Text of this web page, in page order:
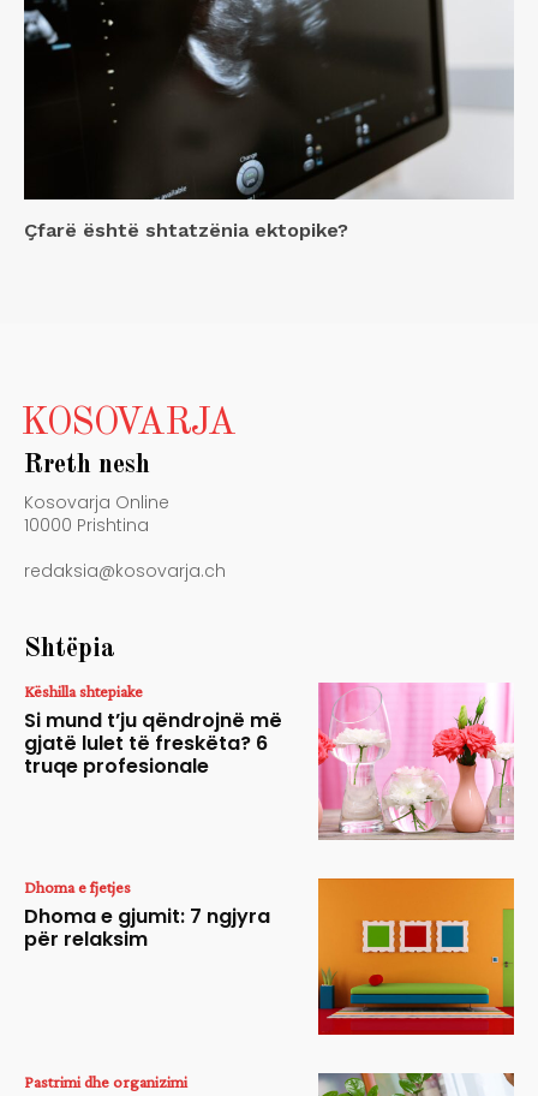
Çfarë është shtatzënia ektopike?
KOSOVARJA
Rreth nesh
Kosovarja Online
10000 Prishtina
redaksia@kosovarja.ch
Shtëpia
Këshilla shtepiake
Si mund t’ju qëndrojnë më
gjatë lulet të freskëta? 6
truqe profesionale
Dhoma e fjetjes
Dhoma e gjumit: 7 ngjyra
për relaksim
Pastrimi dhe organizimi